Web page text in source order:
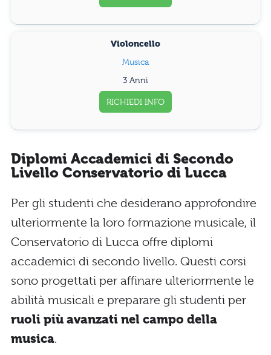
Violoncello
Musica
3 Anni
RICHIEDI INFO
Diplomi Accademici di Secondo
Livello Conservatorio di Lucca
Per gli studenti che desiderano approfondire
ulteriormente la loro formazione musicale, il
Conservatorio di Lucca offre diplomi
accademici di secondo livello. Questi corsi
sono progettati per affinare ulteriormente le
abilità musicali e preparare gli studenti per
ruoli più avanzati nel campo della
musica.